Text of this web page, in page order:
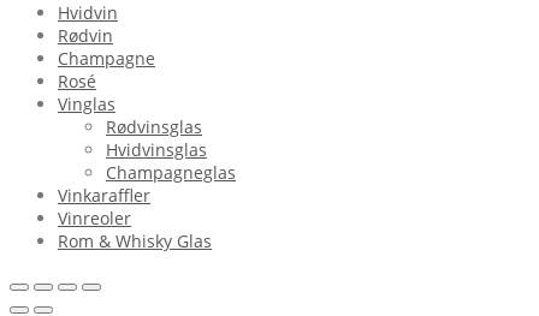
Hvidvin
Rødvin
Champagne
Rosé
Vinglas
Rødvinsglas
Hvidvinsglas
Champagneglas
Vinkaraffler
Vinreoler
Rom & Whisky Glas